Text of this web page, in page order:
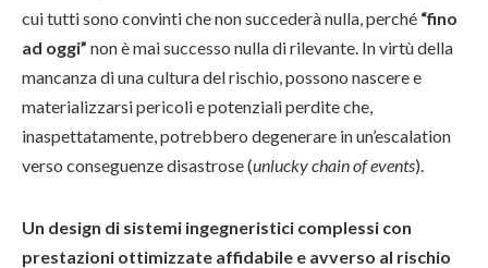
cui tutti sono convinti che non succederà nulla, perché “fino
ad oggi” non è mai successo nulla di rilevante. In virtù della
mancanza di una cultura del rischio, possono nascere e
materializzarsi pericoli e potenziali perdite che,
inaspettatamente, potrebbero degenerare in un’escalation
verso conseguenze disastrose (unlucky chain of events).
Un design di sistemi ingegneristici complessi con
prestazioni ottimizzate affidabile e avverso al rischio